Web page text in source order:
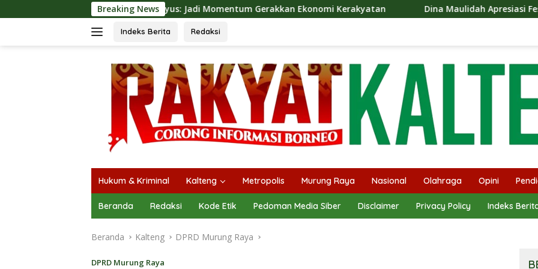
ke
Breaking News
Expo 2026, Heriyus: Jadi Momentum Gerakkan Ekonomi Kerakyatan Dina Maulidah Apresiasi Festival Jajanan Tempo
Indeks Berita Redaksi
Hukum & Kriminal Kalteng Metropolis Murung Raya Nasional Olahraga Opini
Beranda Redaksi Kode Etik Pedoman Media Siber Disclaimer Privacy Policy Indeks
Beranda Kalteng DPRD Murung Raya
DPRD Murung Raya